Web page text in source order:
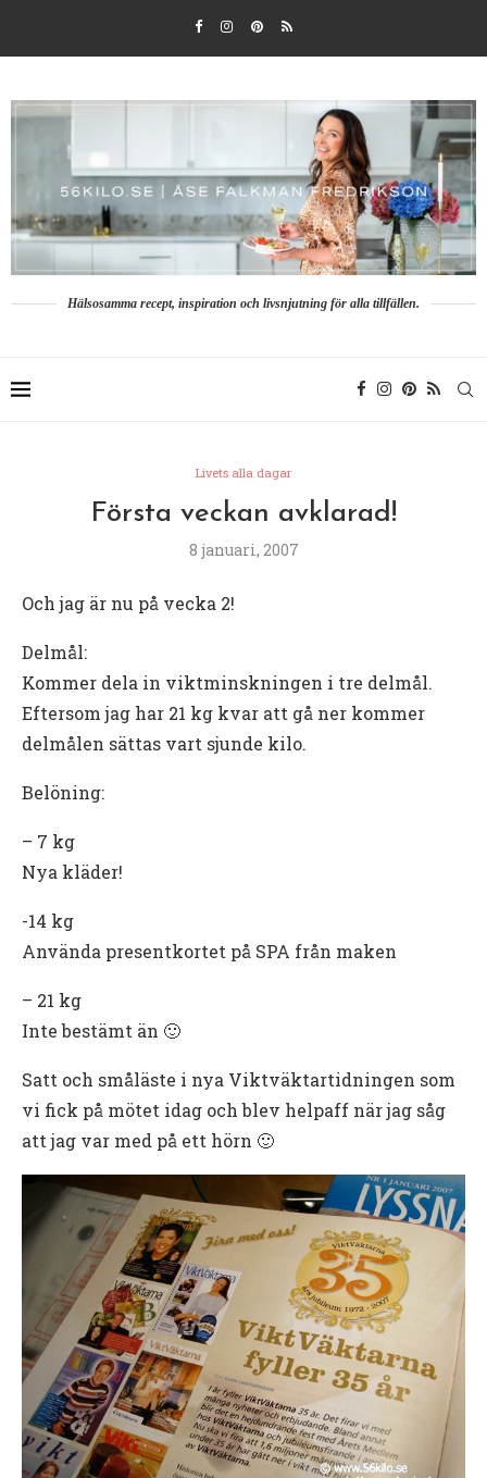
Hälsosamma recept, inspiration och livsnjutning för alla tillfällen.
Livets alla dagar
Första veckan avklarad!
8 januari, 2007
Och jag är nu på vecka 2!
Delmål:
Kommer dela in viktminskningen i tre delmål.
Eftersom jag har 21 kg kvar att gå ner kommer
delmålen sättas vart sjunde kilo.
Belöning:
– 7 kg
Nya kläder!
-14 kg
Använda presentkortet på SPA från maken
– 21 kg
Inte bestämt än 🙂
Satt och småläste i nya Viktväktartidningen som
vi fick på mötet idag och blev helpaff när jag såg
att jag var med på ett hörn 🙂